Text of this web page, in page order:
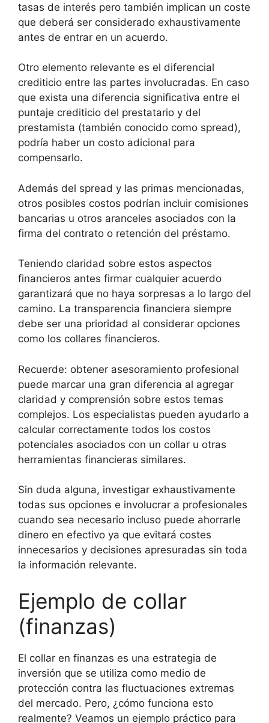
tasas de interés pero también implican un coste
que deberá ser considerado exhaustivamente
antes de entrar en un acuerdo.
Otro elemento relevante es el diferencial
crediticio entre las partes involucradas. En caso
que exista una diferencia significativa entre el
puntaje crediticio del prestatario y del
prestamista (también conocido como spread),
podría haber un costo adicional para
compensarlo.
Además del spread y las primas mencionadas,
otros posibles costos podrían incluir comisiones
bancarias u otros aranceles asociados con la
firma del contrato o retención del préstamo.
Teniendo claridad sobre estos aspectos
financieros antes firmar cualquier acuerdo
garantizará que no haya sorpresas a lo largo del
camino. La transparencia financiera siempre
debe ser una prioridad al considerar opciones
como los collares financieros.
Recuerde: obtener asesoramiento profesional
puede marcar una gran diferencia al agregar
claridad y comprensión sobre estos temas
complejos. Los especialistas pueden ayudarlo a
calcular correctamente todos los costos
potenciales asociados con un collar u otras
herramientas financieras similares.
Sin duda alguna, investigar exhaustivamente
todas sus opciones e involucrar a profesionales
cuando sea necesario incluso puede ahorrarle
dinero en efectivo ya que evitará costes
innecesarios y decisiones apresuradas sin toda
la información relevante.
Ejemplo de collar
(finanzas)
El collar en finanzas es una estrategia de
inversión que se utiliza como medio de
protección contra las fluctuaciones extremas
del mercado. Pero, ¿cómo funciona esto
realmente? Veamos un ejemplo práctico para